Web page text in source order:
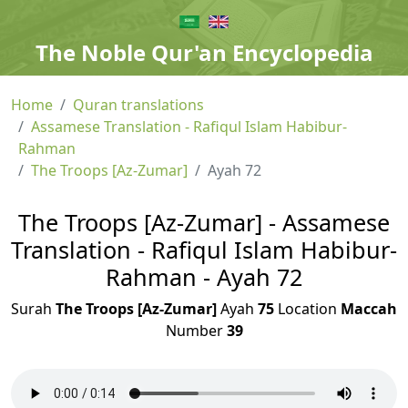
The Noble Qur'an Encyclopedia
Home
Quran translations
Assamese Translation - Rafiqul Islam Habibur-
Rahman
The Troops [Az-Zumar]
Ayah 72
The Troops [Az-Zumar] - Assamese
Translation - Rafiqul Islam Habibur-
Rahman - Ayah 72
Surah The Troops [Az-Zumar]Ayah 75 Location Maccah
Number39